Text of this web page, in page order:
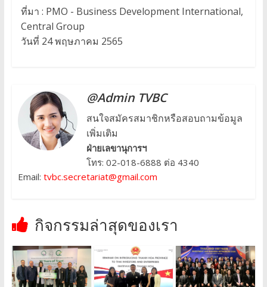
ที่มา : PMO - Business Development International,
Central Group
วันที่ 24 พฤษภาคม 2565
@Admin TVBC
สนใจสมัครสมาชิกหรือสอบถามข้อมูล
เพิ่มเติม
ฝ่ายเลขานุการฯ
โทร: 02-018-6888 ต่อ 4340
Email: tvbc.secretariat@gmail.com
กิจกรรมล่าสุดของเรา